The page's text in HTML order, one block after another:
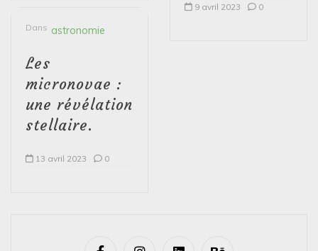
Dans astronomie
Les
micronovae :
une révélation
stellaire.
13 avril 2023 0
9 avril 2023 0